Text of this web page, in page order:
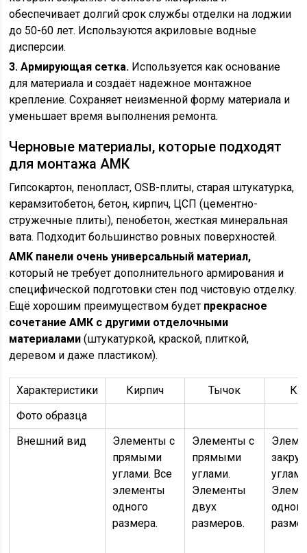
обеспечивает долгий срок службы отделки на лоджии
до 50-60 лет. Используются акриловые водные
дисперсии.
3. Армирующая сетка. Используется как основание
для материала и создаёт надежное монтажное
крепление. Сохраняет неизменной форму материала и
уменьшает время выполнения ремонта.
Черновые материалы, которые подходят
для монтажа АМК
Гипсокартон, пенопласт, OSB-плиты, старая штукатурка,
керамзитобетон, бетон, кирпич, ЦСП (цементно-
стружечные плиты), пенобетон, жесткая минеральная
вата. Подходит большинство ровных поверхностей.
AMK панели очень универсальный материал,
который не требует дополнительного армирования и
специфической подготовки стен под чистовую отделку.
Ещё хорошим преимуществом будет прекрасное
сочетание АМК с другими отделочными
материалами (штукатуркой, краской, плиткой,
деревом и даже пластиком).
Характеристики Кирпич Тычок
Фото образца
Внешний вид
Элементы с
прямыми
углами. Все
элементы
одного
размера.
Элементы с
прямыми
углами.
Элементы
двух
размеров.
одного